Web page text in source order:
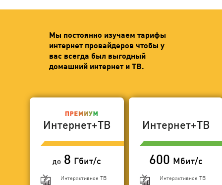
Мы постоянно изучаем тарифы
интернет провайдеров чтобы у
вас всегда был выгодный
домашний интернет и ТВ.
Интернет+ТВ
до 8 Гбит/с
Интерактивное ТВ
Интернет+ТВ
600 Мбит/с
Интерактивное ТВ